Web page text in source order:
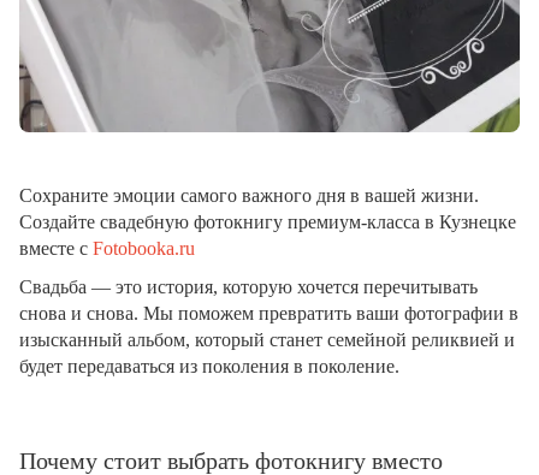
Сохраните эмоции самого важного дня в вашей жизни.
Создайте свадебную фотокнигу премиум-класса в Кузнецке
вместе с Fotobooka.ru
Свадьба — это история, которую хочется перечитывать
снова и снова. Мы поможем превратить ваши фотографии в
изысканный альбом, который станет семейной реликвией и
будет передаваться из поколения в поколение.
Почему стоит выбрать фотокнигу вместо